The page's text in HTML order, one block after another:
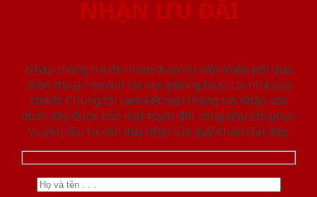
NHẬN ƯU ĐÃI
Nhập thông tin để nhận được tư vấn miễn phí qua
điện thoại / email/ tại văn phòng hoặc tại nhà quý
khách. Chúng tôi cam kết mọi thông tin nhập vào
dưới đây được bảo mật tuyệt đối cũng như chỉ phục
vụ yêu cầu tư vấn duy nhất của quý khách tại đây.